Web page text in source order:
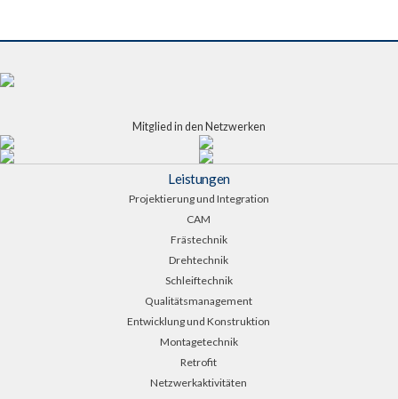
Mitglied in den Netzwerken
Leistungen
Projektierung und Integration
CAM
Frästechnik
Drehtechnik
Schleiftechnik
Qualitätsmanagement
Entwicklung und Konstruktion
Montagetechnik
Retrofit
Netzwerkaktivitäten